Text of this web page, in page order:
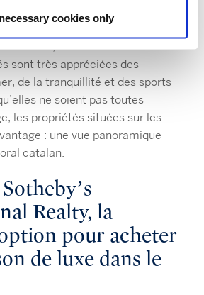
cookies only
comme Alella, Cabrils,
Premià et Vilassar de
sont très appréciées des
de la tranquillité et des sports
ne soient pas toutes
les propriétés situées sur les
: une vue panoramique
catalan.
Realty, la
pour acheter
de luxe dans le